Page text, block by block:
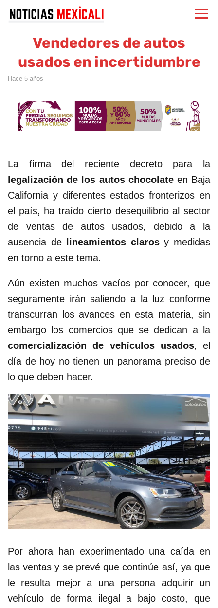
Vendedores de autos
usados en incertidumbre
hace 5 años
La firma del reciente decreto para la
legalización de los autos chocolateen Baja
California y diferentes estados fronterizos en
el país, ha traído cierto desequilibrio al sector
de ventas de autos usados, debido a la
ausencia de
lineamientos clarosy medidas
en torno a este tema.
Aún existen muchos vacíos por conocer, que
seguramente irán saliendo a la luz conforme
transcurran los avances en esta materia, sin
embargo los comercios que se dedican a la
comercialización de vehículos usados, el
día de hoy no tienen un panorama preciso de
lo que deben hacer.
Por ahora han experimentado una caída en
las ventas y se prevé que continúe así, ya que
le resulta mejor a una persona adquirir un
vehículo de forma ilegal a bajo costo, que